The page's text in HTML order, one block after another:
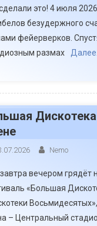
это! 4 июля
безудержного
фейерверков.
размах
Далее…
Nemo
вечером грядёт
«Большая
– Центральный